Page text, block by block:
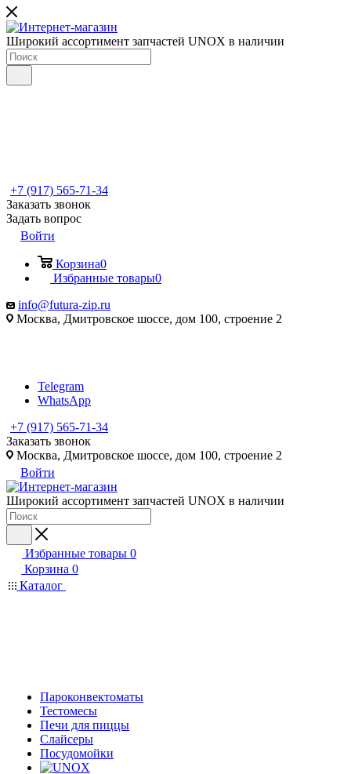
Широкий ассортимент запчастей UNOX в наличии
+7 (917) 565-71-34
Заказать звонок
Задать вопрос
Войти
Корзина0
Избранные товары0
info@futura-zip.ru
Москва, Дмитровское шоссе, дом 100, строение 2
Telegram
WhatsApp
+7 (917) 565-71-34
Заказать звонок
Москва, Дмитровское шоссе, дом 100, строение 2
Войти
Широкий ассортимент запчастей UNOX в наличии
Избранные товары 0
Корзина 0
Каталог
Пароконвектоматы
Тестомесы
Печи для пиццы
Слайсеры
Посудомойки